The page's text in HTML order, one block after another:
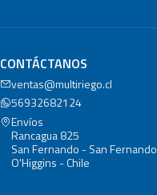
CONTÁCTANOS
ventas@multiriego.cl
56932682124
Envíos
Rancagua 825
San Fernando - San Fernando
O'Higgins - Chile